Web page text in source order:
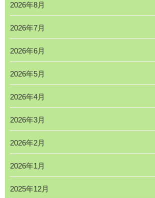
2026年8月
2026年7月
2026年6月
2026年5月
2026年4月
2026年3月
2026年2月
2026年1月
2025年12月